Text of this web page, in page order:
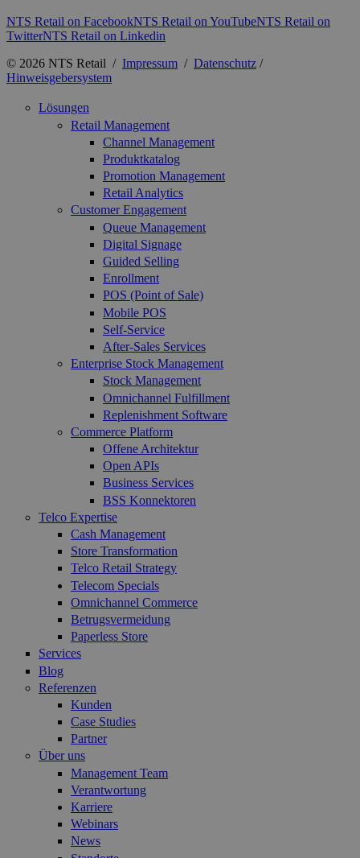
NTS Retail on FacebookNTS Retail on YouTubeNTS Retail on
TwitterNTS Retail on Linkedin
© 2026 NTS Retail / Impressum / Datenschutz /
Hinweisgebersystem
Lösungen
Retail Management
Channel Management
Produktkatalog
Promotion Management
Retail Analytics
Customer Engagement
Queue Management
Digital Signage
Guided Selling
Enrollment
POS (Point of Sale)
Mobile POS
Self-Service
After-Sales Services
Enterprise Stock Management
Stock Management
Omnichannel Fulfillment
Replenishment Software
Commerce Platform
Offene Architektur
Open APIs
Business Services
BSS Konnektoren
Telco Expertise
Cash Management
Store Transformation
Telco Retail Strategy
Telecom Specials
Omnichannel Commerce
Betrugsvermeidung
Paperless Store
Services
Blog
Referenzen
Kunden
Case Studies
Partner
Über uns
Management Team
Verantwortung
Karriere
Webinars
News